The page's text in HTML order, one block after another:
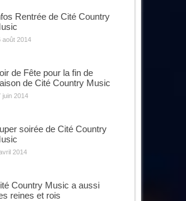
Rentrée de Cité Country
août 2014
de Fête pour la fin de
de Cité Country Music
juin 2014
soirée de Cité Country
2014
Country Music a aussi
reines et rois